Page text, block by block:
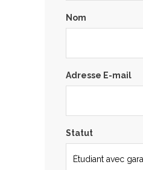
Nom
Adresse E-mail
Statut